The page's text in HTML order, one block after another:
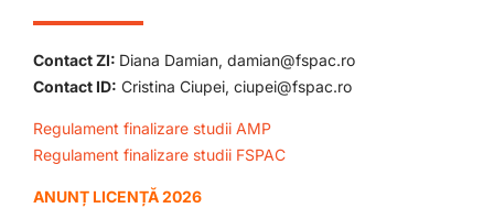
Contact ZI: Diana Damian, damian@fspac.ro
Contact ID: Cristina Ciupei, ciupei@fspac.ro
Regulament finalizare studii AMP
Regulament finalizare studii FSPAC
ANUNȚ LICENȚĂ 2026